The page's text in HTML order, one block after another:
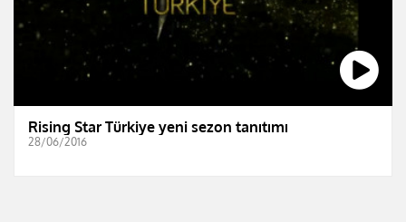
Rising Star Türkiye yeni sezon tanıtımı
28/06/2016